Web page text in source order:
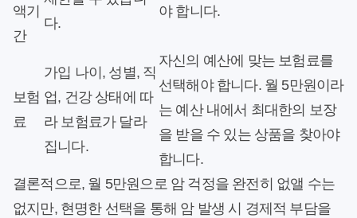
액기
간
다.
야 합니다.
보험
료
가입 나이, 성별, 직
업, 건강 상태에 따
라 보험료가 달라
집니다.
자신의 예산에 맞는 보험료를
선택해야 합니다. 월 5만원이라
는 예산 내에서 최대한의 보장
을 받을 수 있는 상품을 찾아야
합니다.
결론적으로, 월 5만원으로 암 걱정을 완전히 없앨 수는
없지만, 현명한 선택을 통해 암 발생 시 경제적 부담을